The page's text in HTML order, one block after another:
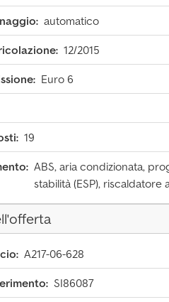
automatico
12/2015
Euro 6
19
ABS, aria condizionata,
stabilità (ESP), riscaldatore
A217-06-628
SI86087